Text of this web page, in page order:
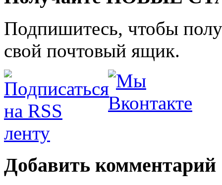
Подпишитесь, чтобы
свой почтовый ящик.
Добавить комментарий